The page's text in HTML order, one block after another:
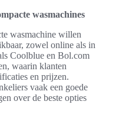
wasmachines
wasmachine willen
zowel online als in
Coolblue en Bol.com
waarin klanten
en prijzen.
vaak een goede
over de beste opties